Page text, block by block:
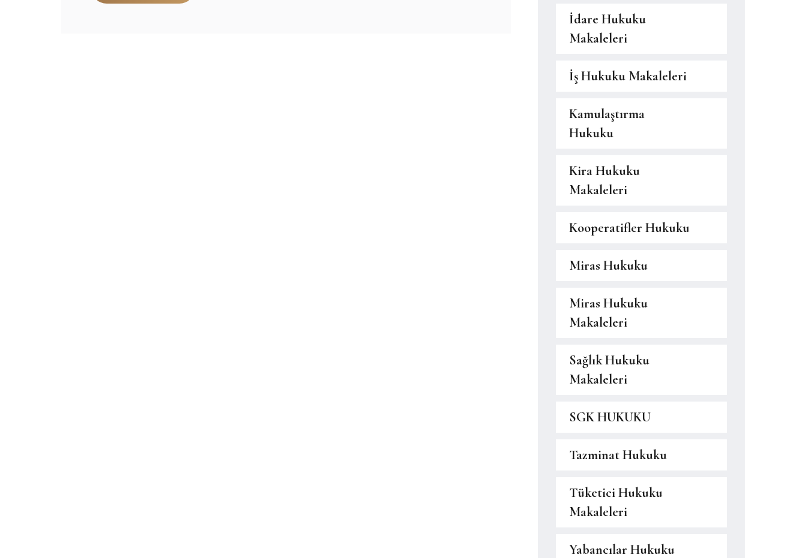
İdare Hukuku
Makaleleri
İş Hukuku Makaleleri
Kamulaştırma
Hukuku
Kira Hukuku
Makaleleri
Kooperatifler Hukuku
Miras Hukuku
Miras Hukuku
Makaleleri
Sağlık Hukuku
Makaleleri
SGK HUKUKU
Tazminat Hukuku
Tüketici Hukuku
Makaleleri
Yabancılar Hukuku